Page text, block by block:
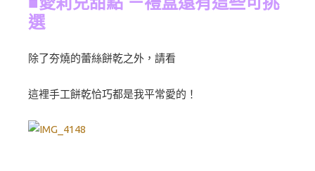
選
除了夯燒的蕾絲餅乾之外，請看
這裡手工餅乾恰巧都是我平常愛的！